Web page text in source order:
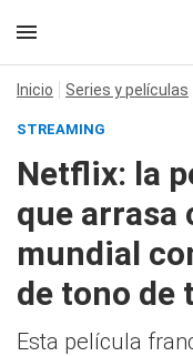
Inicio Series y películas
STREAMING
Netflix: la
que arrasa
mundial
de tono de
Esta película